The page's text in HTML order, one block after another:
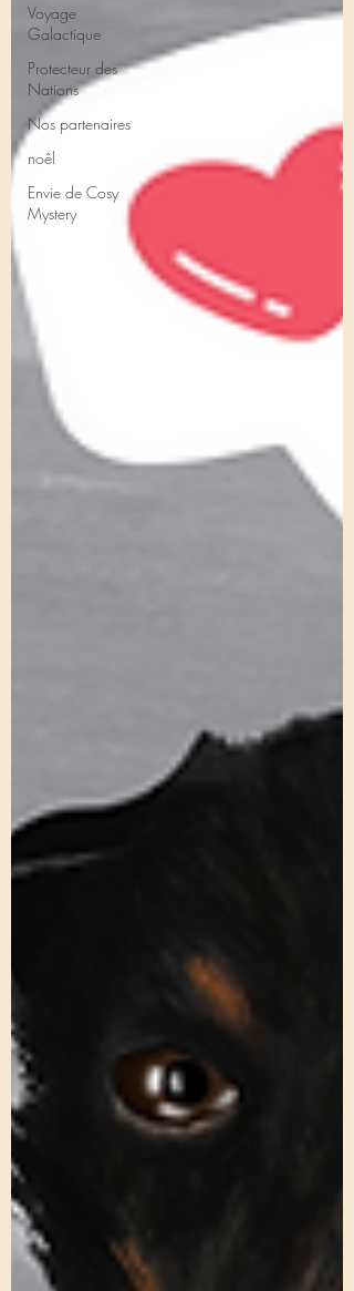
Voyage
Galactique
Protecteur des
Nations
Nos partenaires
noêl
Envie de Cosy
Mystery